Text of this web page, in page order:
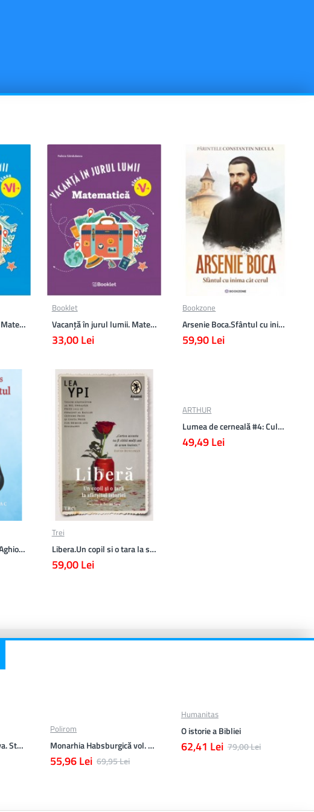
Vacanță în jurul lumii. Matematică clasa a VI-a – EDIȚIA 2026
Booklet
Vacanță în jurul lumii. Matematică clasa a V-a – EDIȚIA 2026
33,00 Lei
Bookzone
Arsenie Boca.Sfântul cu inima cat cerul
59,90 Lei
Sfantul Cuvios Paisie Aghioritul
Trei
Libera.Un copil si o tara la sfarsitul istoriei.Lea Ypi
59,00 Lei
ARTHUR
Lumea de cerneală #4: Culoarea răzbunării
49,49 Lei
Psihoterapie Integrativa. Studii
Polirom
Monarhia Habsburgică vol. VI (1848-1918)
55,96 Lei 69,95 Lei
Humanitas
O istorie a Bibliei
62,41 Lei 79,00 Lei